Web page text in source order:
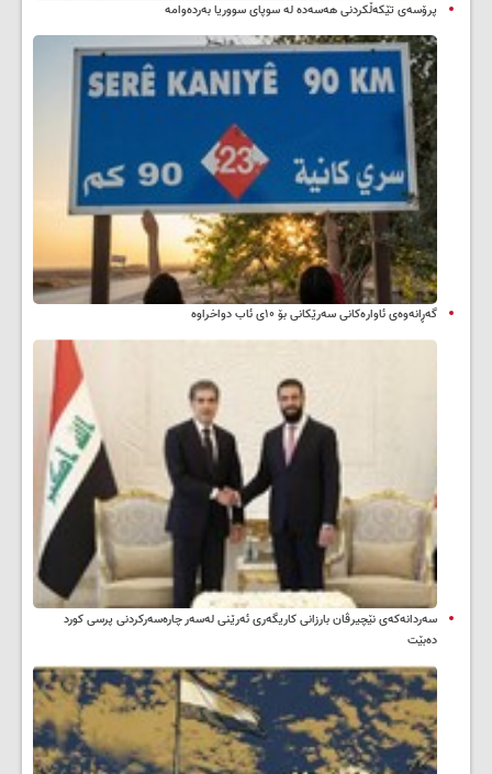
پرۆسەی تێکەڵکردنی هەسەدە لە سوپای سووریا بەردەوامە
گەڕانەوەی ئاوارەکانی سەرێکانی بۆ ۱۰ی ئاب دواخراوە
سه‌ردانه‌کەی نێچیرڤان بارزانی كاریگه‌ری ئه‌رێنی له‌سه‌ر چاره‌سه‌ركردنی پرسی كورد
ده‌بێت